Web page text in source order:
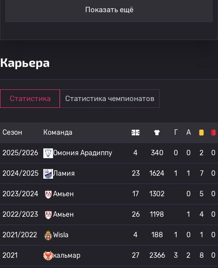
Показать ещё
Карьера
Статистика Статистика чемпионатов
Сезон Команда Г А
2025/2026 Омония Арадиппу 4 340 0 0 2 0
2024/2025 Ламия 23 1624 1 1 7 0
2023/2024 Амьен 17 1302 0 5 0
2022/2023 Амьен 26 1198 1 4 0
2021/2022 Wisla 4 188 1 0 1 0
2021 кальмар 27 2366 3 2 8 0